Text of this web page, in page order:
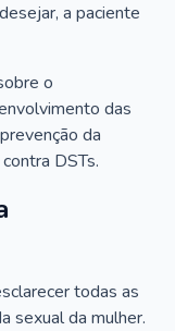
a paciente
o
das
da
DSTs.
todas as
sexual da mulher.